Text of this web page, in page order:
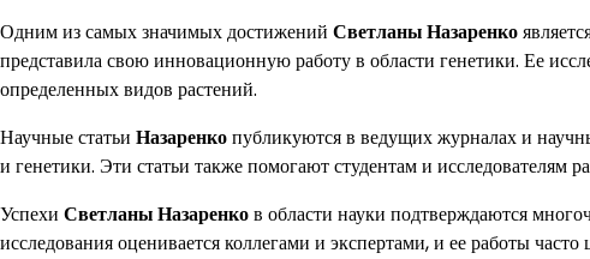
Одним из самых значимых достижений Светланы Назаренко
представила свою инновационную работу в области генетики. Ее
определенных видов растений.
Научные статьи Назаренкопубликуются в ведущих журналах и
и генетики. Эти статьи также помогают студентам и исследователям
Успехи Светланы Назаренков области науки подтверждаются
исследования оценивается коллегами и экспертами, и ее работы